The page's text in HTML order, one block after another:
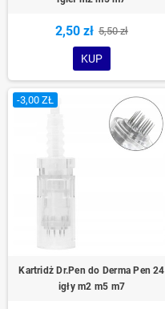
2,50 zł 5,50 zł
KUP
-3,00 ZŁ
Kartridż Dr.Pen do Derma Pen 24
igły m2 m5 m7